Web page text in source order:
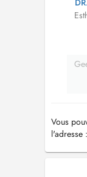
Vous
l'adresse :